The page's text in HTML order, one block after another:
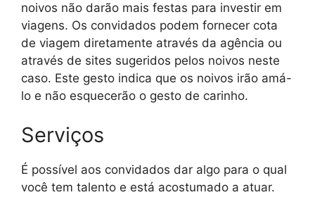
noivos não darão mais festas para investir em
viagens. Os convidados podem fornecer cota
de viagem diretamente através da agência ou
através de sites sugeridos pelos noivos neste
caso. Este gesto indica que os noivos irão amá-
lo e não esquecerão o gesto de carinho.
Serviços
É possível aos convidados dar algo para o qual
você tem talento e está acostumado a atuar.